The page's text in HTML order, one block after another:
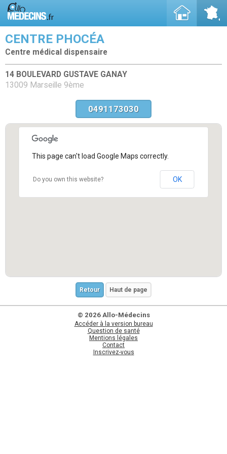
CENTRE PHOCÉA
Centre médical dispensaire
14 BOULEVARD GUSTAVE GANAY
13009 Marseille 9ème
0491173030
This page can't load Google Maps correctly.
Do you own this website? OK
Retour Haut de page
© 2026 Allo-Médecins
Accéder à la version bureau
Question de santé
Mentions légales
Contact
Inscrivez-vous